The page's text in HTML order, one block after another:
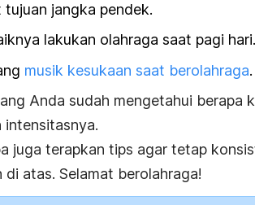
tujuan jangka pendek.
lakukan olahraga saat pagi hari.
musik kesukaan saat berolahraga.
Anda sudah mengetahui berapa
intensitasnya.
juga terapkan tips agar tetap
di atas. Selamat berolahraga!